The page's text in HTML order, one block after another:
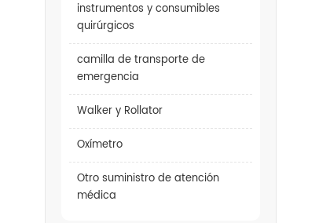
instrumentos y consumibles
quirúrgicos
camilla de transporte de
emergencia
Walker y Rollator
Oxímetro
Otro suministro de atención
médica